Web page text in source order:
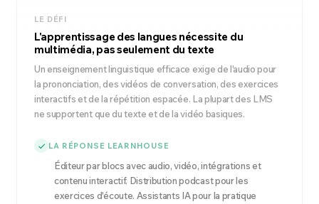
LE DÉFI
L'apprentissage des langues nécessite du
multimédia, pas seulement du texte
Un enseignement linguistique efficace exige de l'audio pour
la prononciation, des vidéos de conversation, des exercices
interactifs et de la répétition espacée. La plupart des LMS
ne supportent que du texte et de la vidéo basiques.
LA RÉPONSE LEARNHOUSE
Éditeur par blocs avec audio, vidéo, intégrations et
contenu interactif. Distribution podcast pour les
exercices d'écoute. Assistants IA pour la pratique